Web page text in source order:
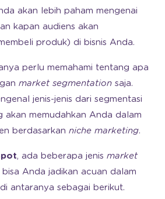
akan lebih paham mengenai
kapan audiens akan
produk) di bisnis Anda.
perlu memahami tentang apa
market segmentation saja.
jenis-jenis dari segmentasi
akan memudahkan Anda dalam
berdasarkan niche marketing.
, ada beberapa jenis market
Anda jadikan acuan dalam
antaranya sebagai berikut.